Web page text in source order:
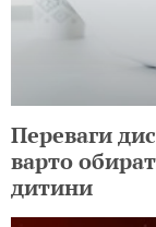
Переваги
варто
дитини